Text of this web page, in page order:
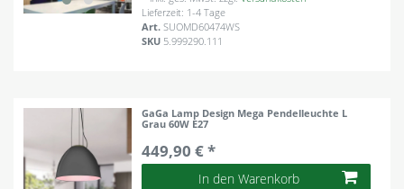
Lieferzeit: 1-4 Tage
Art.SUOMD60474WS
SKU 5.999290.111
GaGa Lamp Design Mega Pendelleuchte L
Grau 60W E27
449,90 € *
In den Warenkorb